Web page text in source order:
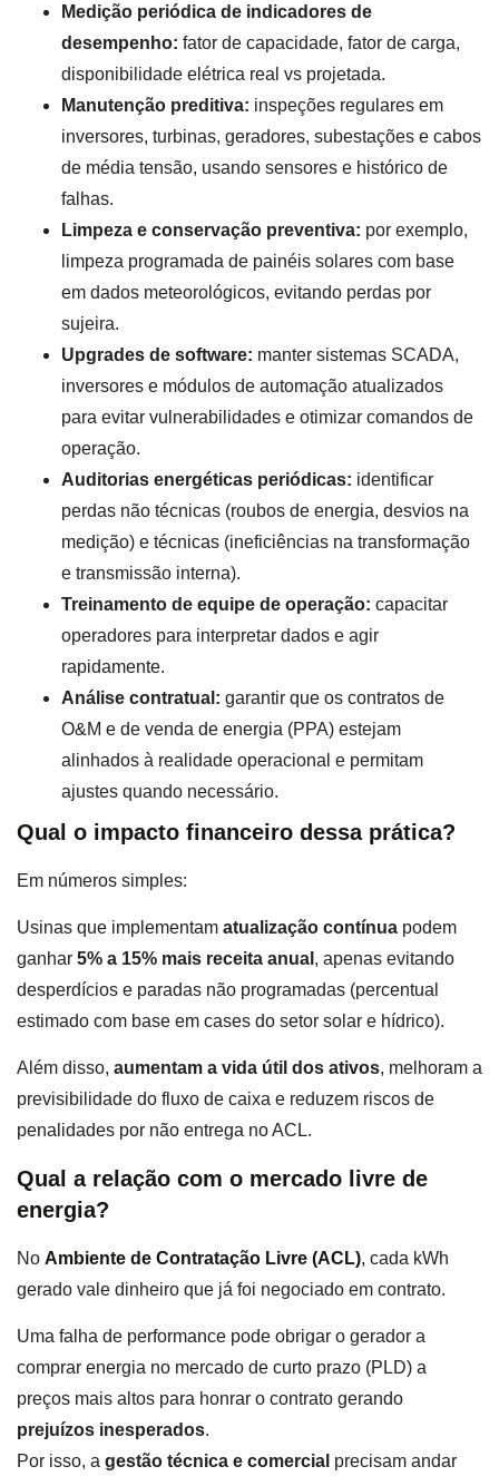
Medição periódica de indicadores de
desempenho: fator de capacidade, fator de carga,
disponibilidade elétrica real vs projetada.
Manutenção preditiva: inspeções regulares em
inversores, turbinas, geradores, subestações e cabos
de média tensão, usando sensores e histórico de
falhas.
Limpeza e conservação preventiva: por exemplo,
limpeza programada de painéis solares com base
em dados meteorológicos, evitando perdas por
sujeira.
Upgrades de software: manter sistemas SCADA,
inversores e módulos de automação atualizados
para evitar vulnerabilidades e otimizar comandos de
operação.
Auditorias energéticas periódicas: identificar
perdas não técnicas (roubos de energia, desvios na
medição) e técnicas (ineficiências na transformação
e transmissão interna).
Treinamento de equipe de operação: capacitar
operadores para interpretar dados e agir
rapidamente.
Análise contratual: garantir que os contratos de
O&M e de venda de energia (PPA) estejam
alinhados à realidade operacional e permitam
ajustes quando necessário.
Qual o impacto financeiro dessa prática?
Em números simples:
Usinas que implementam atualização contínua podem
ganhar 5% a 15% mais receita anual , apenas evitando
desperdícios e paradas não programadas (percentual
estimado com base em cases do setor solar e hídrico).
Além disso, aumentam a vida útil dos ativos, melhoram a
previsibilidade do fluxo de caixa e reduzem riscos de
penalidades por não entrega no ACL.
Qual a relação com o mercado livre de
energia?
No Ambiente de Contratação Livre (ACL), cada kWh
gerado vale dinheiro que já foi negociado em contrato.
Uma falha de performance pode obrigar o gerador a
comprar energia no mercado de curto prazo (PLD) a
preços mais altos para honrar o contrato gerando
prejuízos inesperados.
Por isso, a gestão técnica e comercial precisam andar